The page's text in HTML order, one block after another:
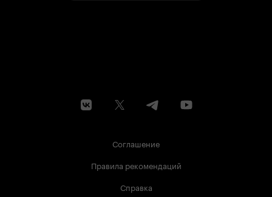
Соглашение
Правила рекомендаций
Справка